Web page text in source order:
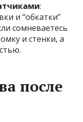
:
и “обкатки”
сомневаетесь
и стенки, а
после